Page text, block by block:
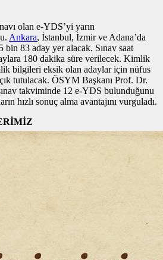
olan e-YDS’yi yarın
Ankara, İstanbul, İzmir ve Adana’da
bin 83 aday yer alacak. Sınav saat
180 dakika süre verilecek. Kimlik
bilgileri eksik olan adaylar için nüfus
tutulacak. ÖSYM Başkanı Prof. Dr.
takviminde 12 e-YDS bulunduğunu
hızlı sonuç alma avantajını vurguladı.